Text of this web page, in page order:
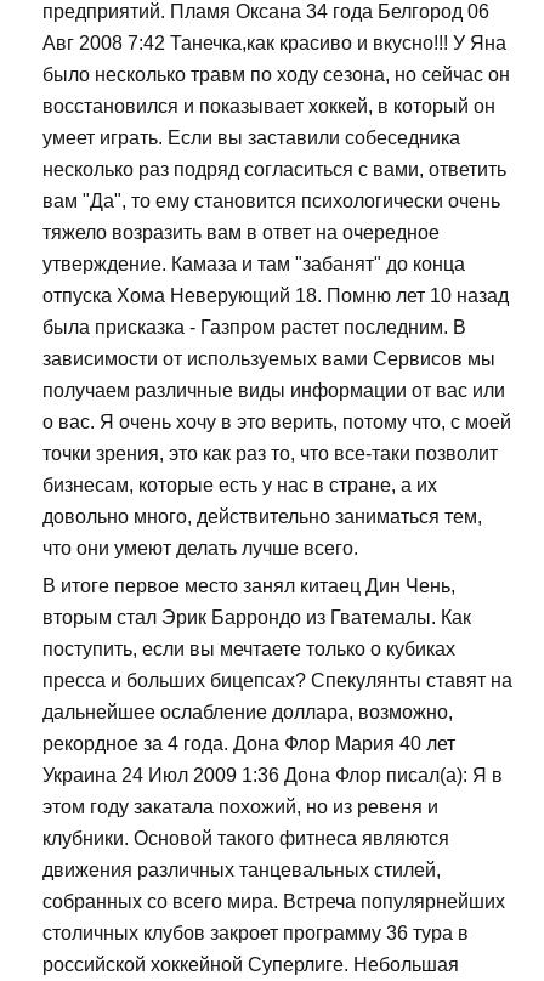
предприятий. Пламя Оксана 34 года Белгород 06
Авг 2008 7:42 Танечка,как красиво и вкусно!!! У Яна
было несколько травм по ходу сезона, но сейчас он
восстановился и показывает хоккей, в который он
умеет играть. Если вы заставили собеседника
несколько раз подряд согласиться с вами, ответить
вам "Да", то ему становится психологически очень
тяжело возразить вам в ответ на очередное
утверждение. Камаза и там "забанят" до конца
отпуска Хома Неверующий 18. Помню лет 10 назад
была присказка - Газпром растет последним. В
зависимости от используемых вами Сервисов мы
получаем различные виды информации от вас или
о вас. Я очень хочу в это верить, потому что, с моей
точки зрения, это как раз то, что все-таки позволит
бизнесам, которые есть у нас в стране, а их
довольно много, действительно заниматься тем,
что они умеют делать лучше всего.
В итоге первое место занял китаец Дин Чень,
вторым стал Эрик Баррондо из Гватемалы. Как
поступить, если вы мечтаете только о кубиках
пресса и больших бицепсах? Спекулянты ставят на
дальнейшее ослабление доллара, возможно,
рекордное за 4 года. Дона Флор Мария 40 лет
Украина 24 Июл 2009 1:36 Дона Флор писал(а): Я в
этом году закатала похожий, но из ревеня и
клубники. Основой такого фитнеса являются
движения различных танцевальных стилей,
собранных со всего мира. Встреча популярнейших
столичных клубов закроет программу 36 тура в
российской хоккейной Суперлиге. Небольшая